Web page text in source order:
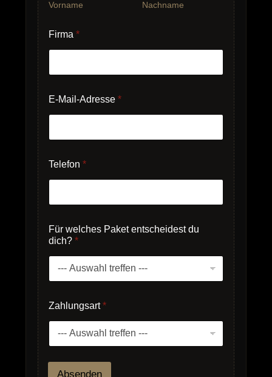
Vorname Nachname
i
r
a
n
t
s
h
i
ü
r
Firma*
E-Mail-Adresse*
Telefon*
Für welches Paket entscheidest du
dich?*
Zahlungsart*
Absenden